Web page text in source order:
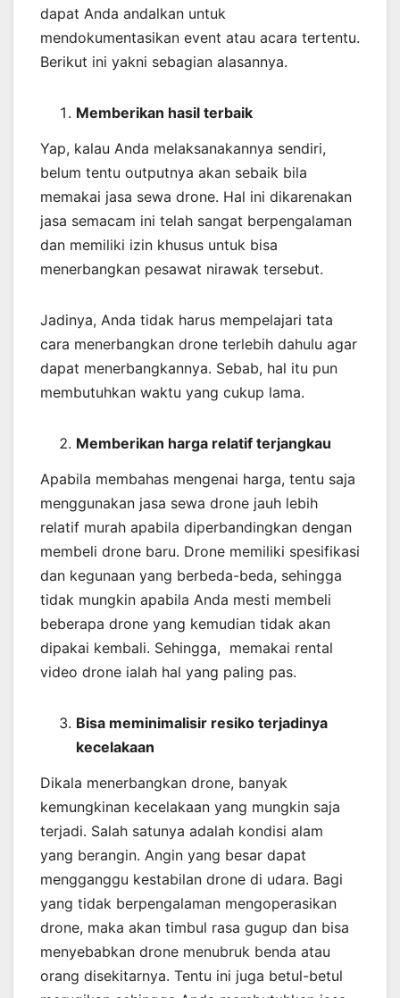
dapat Anda andalkan untuk
mendokumentasikan event atau acara tertentu.
Berikut ini yakni sebagian alasannya.
Memberikan hasil terbaik
Yap, kalau Anda melaksanakannya sendiri,
belum tentu outputnya akan sebaik bila
memakai jasa sewa drone. Hal ini dikarenakan
jasa semacam ini telah sangat berpengalaman
dan memiliki izin khusus untuk bisa
menerbangkan pesawat nirawak tersebut.
Jadinya, Anda tidak harus mempelajari tata
cara menerbangkan drone terlebih dahulu agar
dapat menerbangkannya. Sebab, hal itu pun
membutuhkan waktu yang cukup lama.
Memberikan harga relatif terjangkau
Apabila membahas mengenai harga, tentu saja
menggunakan jasa sewa drone jauh lebih
relatif murah apabila diperbandingkan dengan
membeli drone baru. Drone memiliki spesifikasi
dan kegunaan yang berbeda-beda, sehingga
tidak mungkin apabila Anda mesti membeli
beberapa drone yang kemudian tidak akan
dipakai kembali. Sehingga, memakai rental
video drone ialah hal yang paling pas.
Bisa meminimalisir resiko terjadinya
kecelakaan
Dikala menerbangkan drone, banyak
kemungkinan kecelakaan yang mungkin saja
terjadi. Salah satunya adalah kondisi alam
yang berangin. Angin yang besar dapat
mengganggu kestabilan drone di udara. Bagi
yang tidak berpengalaman mengoperasikan
drone, maka akan timbul rasa gugup dan bisa
menyebabkan drone menubruk benda atau
orang disekitarnya. Tentu ini juga betul-betul